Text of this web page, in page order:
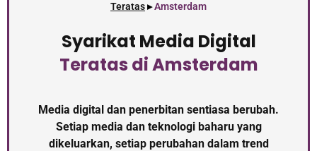
Teratas▸Amsterdam
Syarikat Media Digital
Teratas di Amsterdam
Media digital dan penerbitan sentiasa berubah.
Setiap media dan teknologi baharu yang
dikeluarkan, setiap perubahan dalam trend